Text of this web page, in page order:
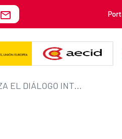
AECID REFUERZA EL DIÁLOGO INTERCULTURAL Y LA PROFESIONALIZACIÓN DE LAS CINEMATOGRAFÍAS AFRICANAS EN EL FESTIVAL DE CINE AFRICANO DE TARIFA